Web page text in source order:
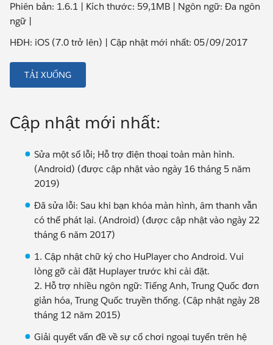
Phiên bản: 1.6.1 | Kích thước: 59,1MB | Ngôn ngữ: Đa ngôn
ngữ |
HĐH: iOS (7.0 trở lên) | Cập nhật mới nhất: 05/09/2017
TẢI XUỐNG
Cập nhật mới nhất:
Sửa một số lỗi; Hỗ trợ điện thoại toàn màn hình.
(Android) (được cập nhật vào ngày 16 tháng 5 năm
2019)
Đã sửa lỗi: Sau khi bạn khóa màn hình, âm thanh vẫn
có thể phát lại. (Android) (được cập nhật vào ngày 22
tháng 6 năm 2017)
1. Cập nhật chữ ký cho HuPlayer cho Android. Vui
lòng gỡ cài đặt Huplayer trước khi cài đặt.
2. Hỗ trợ nhiều ngôn ngữ: Tiếng Anh, Trung Quốc đơn
giản hóa, Trung Quốc truyền thống. (Cập nhật ngày 28
tháng 12 năm 2015)
Giải quyết vấn đề về sự cố chơi ngoại tuyến trên hệ